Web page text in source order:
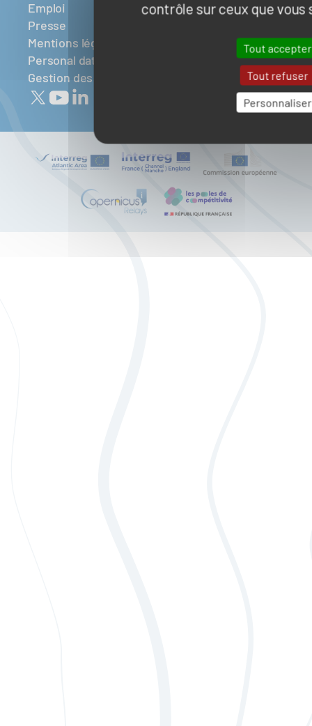
contrôle sur ceux que
Tout accepter
Tout refuser
Personnaliser
Emploi
Presse
Mentions légales
Personal data
Gestion des cookies